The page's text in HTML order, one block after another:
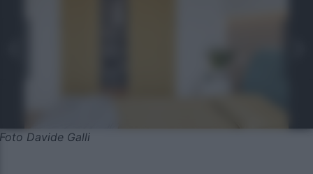
Foto Davide Galli